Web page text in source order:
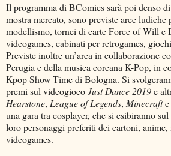
Il programma di BComics sarà poi denso
mostra mercato, sono previste aree ludiche
modellismo, tornei di carte Force of Will e
videogames, cabinati per retrogames,
Previste inoltre un’area in collaborazione
Perugia e della musica coreana K-Pop, in
Kpop Show Time di Bologna. Si
premi sul videogiocoJust Dance 2019e
Hearstone, League of Legends, Minecrafte
una gara tra cosplayer, che si esibiranno
loro personaggi preferiti dei cartoni,
videogames.